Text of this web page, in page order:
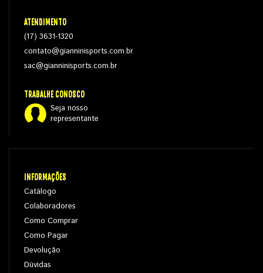
ATENDIMENTO
(17) 3631-1320
contato@gianninisports.com.br
sac@gianninisports.com.br
TRABALHE CONOSCO
Seja nosso
representante
INFORMAÇÕES
Catálogo
Colaboradores
Como Comprar
Como Pagar
Devolução
Dúvidas